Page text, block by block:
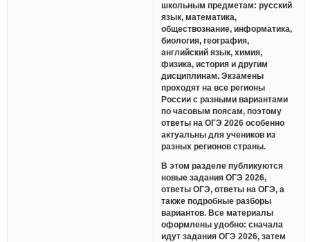
школьным предметам: русский
язык, математика,
обществознание, информатика,
биология, география,
английский язык, химия,
физика, история и другим
дисциплинам. Экзамены
проходят на все регионы
России с разными вариантами
по часовым поясам, поэтому
ответы на ОГЭ 2026 особенно
актуальны для учеников из
разных регионов страны.
В этом разделе публикуются
новые задания ОГЭ 2026,
ответы ОГЭ, ответы на ОГЭ, а
также подробные разборы
вариантов. Все материалы
оформлены удобно: сначала
идут задания ОГЭ 2026, затем